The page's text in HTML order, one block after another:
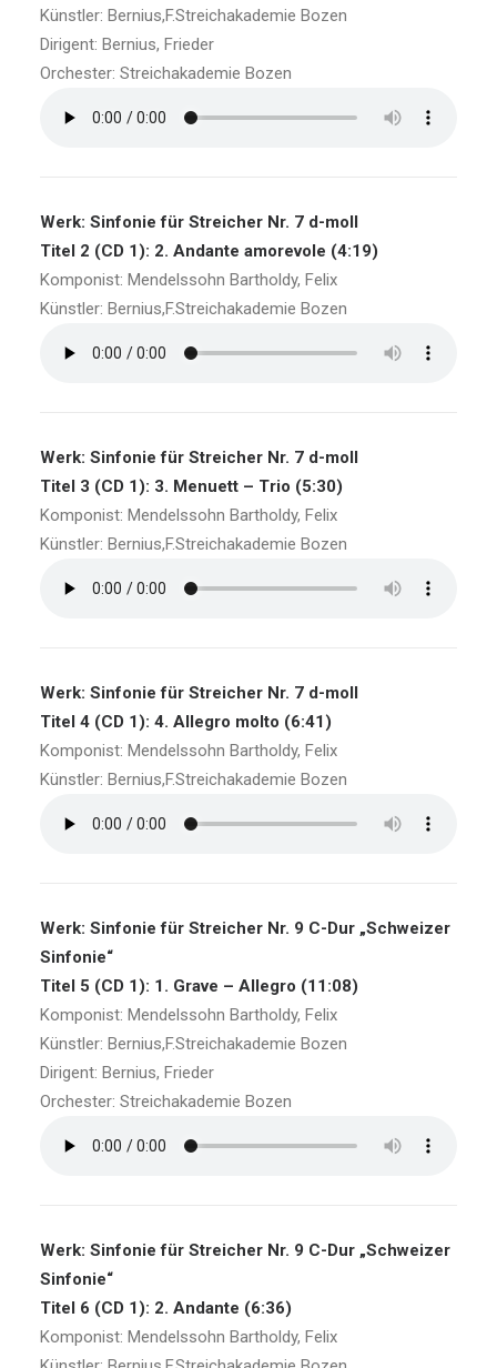
Künstler: Bernius,F.Streichakademie Bozen
Dirigent: Bernius, Frieder
Orchester: Streichakademie Bozen
Werk: Sinfonie für Streicher Nr. 7 d-moll
Titel 2 (CD 1): 2. Andante amorevole (4:19)
Komponist: Mendelssohn Bartholdy, Felix
Künstler: Bernius,F.Streichakademie Bozen
Werk: Sinfonie für Streicher Nr. 7 d-moll
Titel 3 (CD 1): 3. Menuett – Trio (5:30)
Komponist: Mendelssohn Bartholdy, Felix
Künstler: Bernius,F.Streichakademie Bozen
Werk: Sinfonie für Streicher Nr. 7 d-moll
Titel 4 (CD 1): 4. Allegro molto (6:41)
Komponist: Mendelssohn Bartholdy, Felix
Künstler: Bernius,F.Streichakademie Bozen
Werk: Sinfonie für Streicher Nr. 9 C-Dur „Schweizer
Sinfonie“
Titel 5 (CD 1): 1. Grave – Allegro (11:08)
Komponist: Mendelssohn Bartholdy, Felix
Künstler: Bernius,F.Streichakademie Bozen
Dirigent: Bernius, Frieder
Orchester: Streichakademie Bozen
Werk: Sinfonie für Streicher Nr. 9 C-Dur „Schweizer
Sinfonie“
Titel 6 (CD 1): 2. Andante (6:36)
Komponist: Mendelssohn Bartholdy, Felix